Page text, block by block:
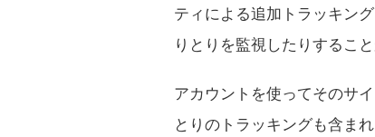
ティによる追加トラッキン
りとりを監視したりすること
アカウントを使ってそのサ
とりのトラッキングも含まれ